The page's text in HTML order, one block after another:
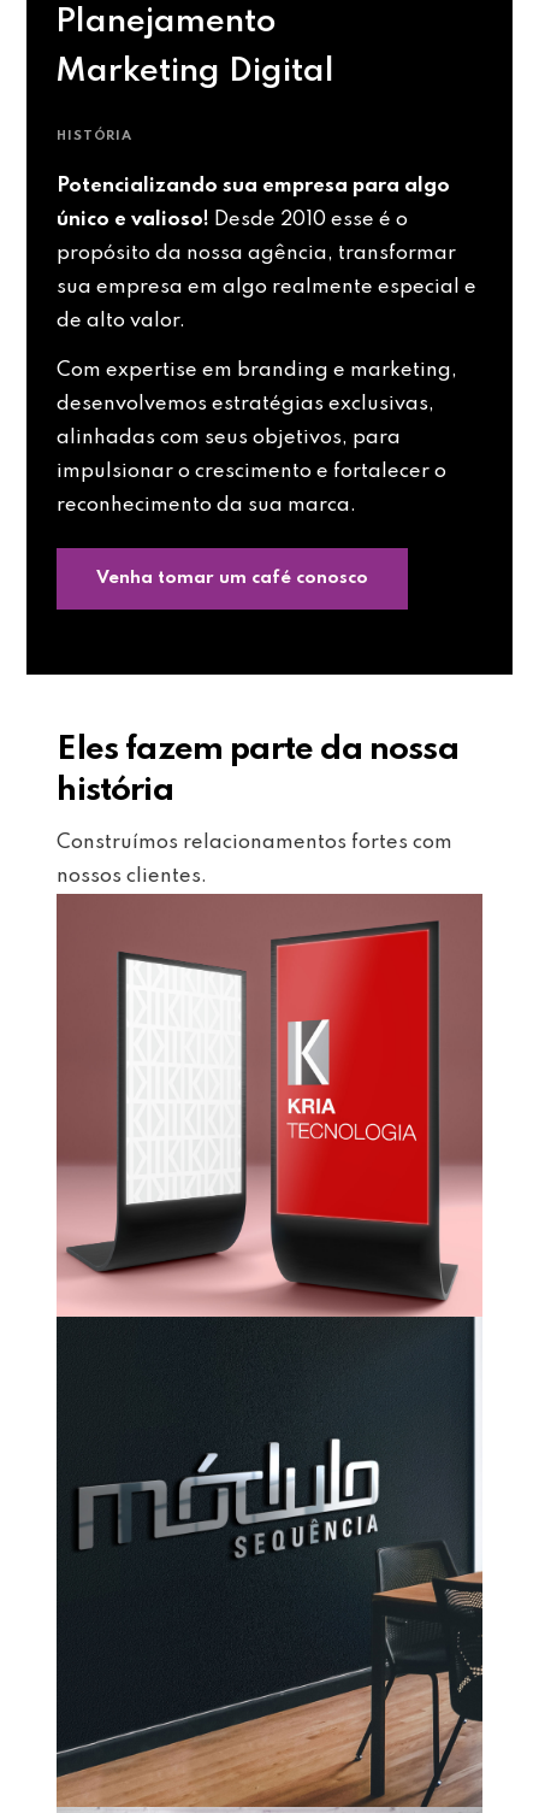
Planejamento
Marketing Digital
HISTÓRIA
Potencializando sua empresa para algo
único e valioso! Desde 2010 esse é o
propósito da nossa agência, transformar
sua empresa em algo realmente especial e
de alto valor.
Com expertise em branding e marketing,
desenvolvemos estratégias exclusivas,
alinhadas com seus objetivos, para
impulsionar o crescimento e fortalecer o
reconhecimento da sua marca.
Venha tomar um café conosco
Eles fazem parte da nossa
história
Construímos relacionamentos fortes com
nossos clientes.